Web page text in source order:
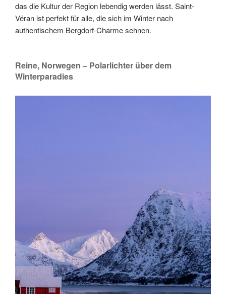
das die Kultur der Region lebendig werden lässt. Saint-
Véran ist perfekt für alle, die sich im Winter nach
authentischem Bergdorf-Charme sehnen.
Reine, Norwegen – Polarlichter über dem
Winterparadies